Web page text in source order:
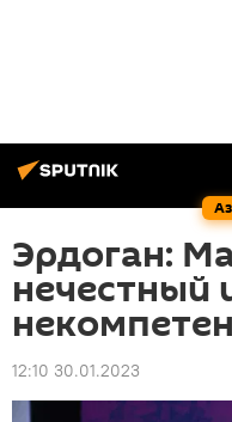
Эрдоган:
нечестный
12:10 30.01.2023